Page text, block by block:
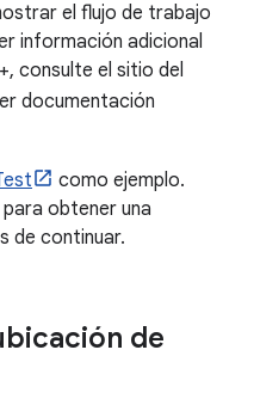
el flujo de trabajo
información adicional
consulte el sitio del
documentación
como ejemplo.
obtener una
de continuar.
de